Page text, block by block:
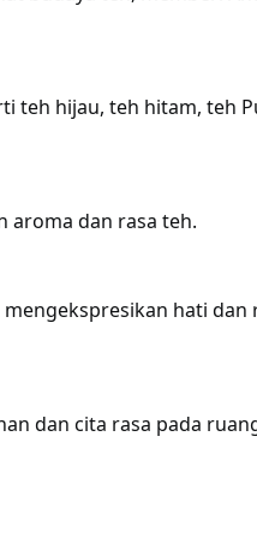
teh hijau, teh hitam, teh
aroma dan rasa teh.
hati dan
dan cita rasa pada